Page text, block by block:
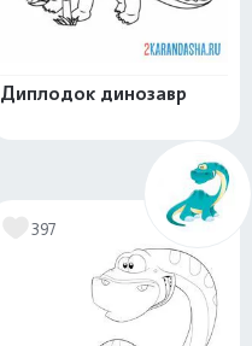
Диплодок динозавр
397